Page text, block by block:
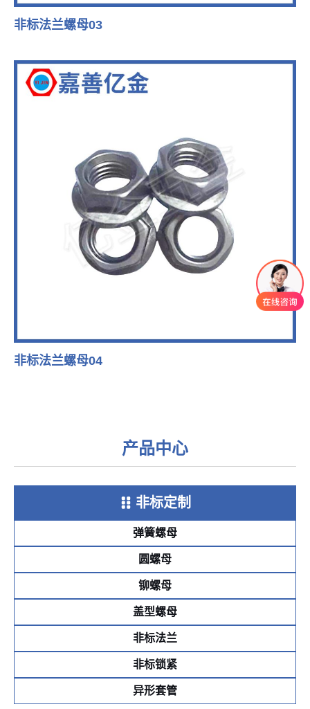
产品中心
非标定制
弹簧螺母
圆螺母
铆螺母
盖型螺母
非标法兰
非标锁紧
异形套管
非标法兰螺母03
非标法兰螺母04